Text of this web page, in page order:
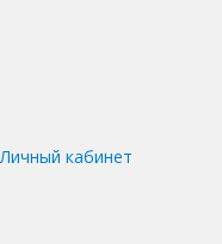
Личный кабинет